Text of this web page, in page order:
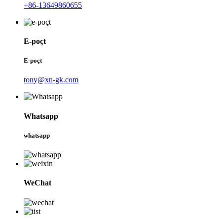
+86-13649860655
E-poçt
E-poçt
tony@xn-gk.com
Whatsapp
whatsapp
WeChat